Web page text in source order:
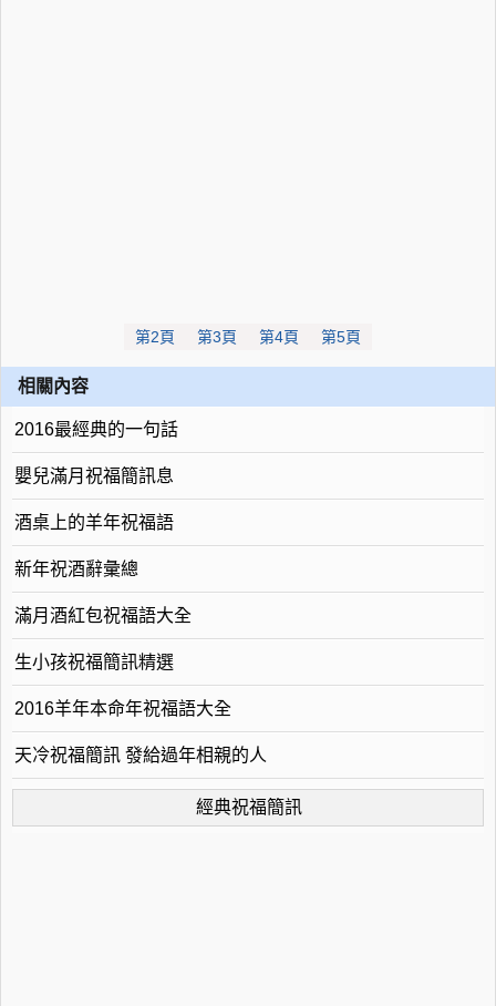
第2頁 第3頁 第4頁 第5頁
相關內容
2016最經典的一句話
嬰兒滿月祝福簡訊息
酒桌上的羊年祝福語
新年祝酒辭彙總
滿月酒紅包祝福語大全
生小孩祝福簡訊精選
2016羊年本命年祝福語大全
天冷祝福簡訊 發給過年相親的人
經典祝福簡訊